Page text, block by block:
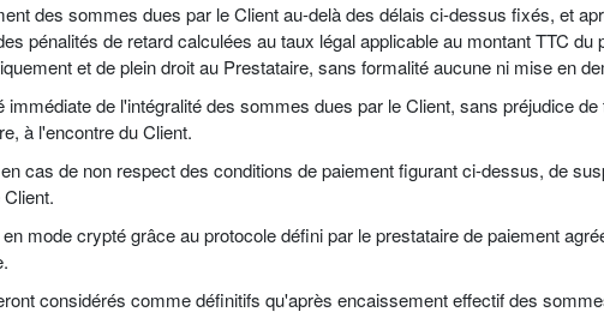
des sommes dues par le Client au-delà des délais ci-dessus fixés, et
pénalités de retard calculées au taux légal applicable au montant TTC du
et de plein droit au Prestataire, sans formalité aucune ni mise en
de l'intégralité des sommes dues par le Client, sans préjudice
à l'encontre du Client.
cas de non respect des conditions de paiement figurant ci-dessus, de
mode crypté grâce au protocole défini par le prestataire de paiement
considérés comme définitifs qu'après encaissement effectif des